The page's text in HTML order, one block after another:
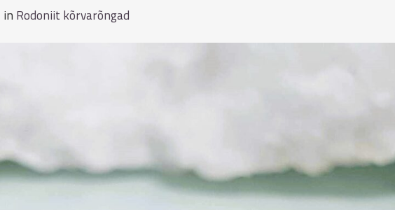
in Rodoniit kõrvarõngad